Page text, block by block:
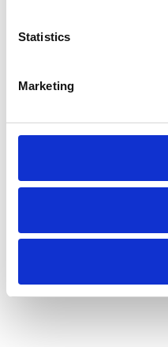
Statistics
Marketing